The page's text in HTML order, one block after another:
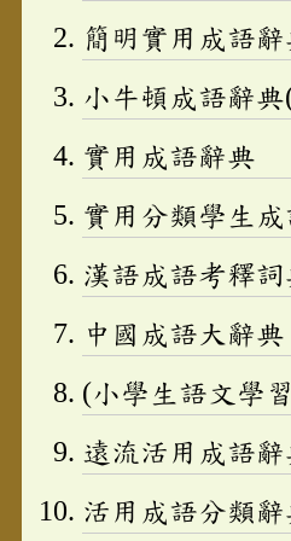
簡明實用成語辭
小牛頓成語辭
實用成語辭典
實用分類學生
漢語成語考釋詞
中國成語大辭典
(小學生語文學
遠流活用成語辭
活用成語分類